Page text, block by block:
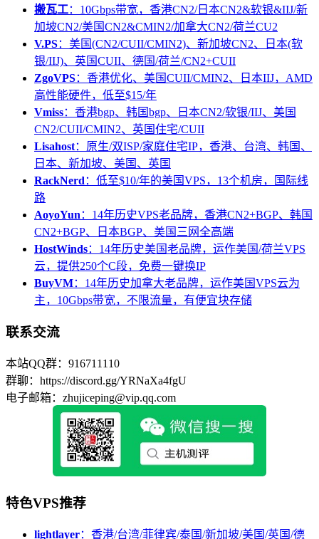
搬瓦工：10Gbps带宽，香港CN2/日本CN2&软银&IIJ/新
加坡CN2/美国CN2&CMIN2/加拿大CN2/荷兰CU2
V.PS：美国(CN2/CUII/CMIN2)、新加坡CN2、日本(软
银/IIJ)、英国CUII、德国/荷兰/CN2+CUII
ZgoVPS：香港优化、美国CUII/CMIN2、日本IIJ，AMD
高性能硬件，低至$15/年
Vmiss：香港bgp、韩国bgp、日本CN2/软银/IIJ、美国
CN2/CUII/CMIN2、英国住宅/CUII
Lisahost：原生/双ISP/家庭住宅IP，香港、台湾、韩国、
日本、新加坡、美国、英国
RackNerd ：低至$10/年的美国VPS，13个机房，国际线
路
AoyoYun ：14年历史VPS老品牌，香港CN2+BGP、韩国
CN2+BGP、日本BGP、美国三网全高端
HostWinds：14年历史美国老品牌，运作美国/荷兰VPS
云，提供250个C段，免费一键换IP
BuyVM：14年历史加拿大老品牌，运作美国VPS云为
主，10Gbps带宽，不限流量，有便宜块存储
联系交流
本站QQ群：916711110
群聊：https://discord.gg/YRNaXa4fgU
电子邮箱：zhujiceping@vip.qq.com
特色VPS推荐
lightlayer：香港/台湾/菲律宾/泰国/新加坡/美国/英国/德